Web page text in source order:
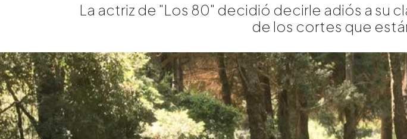
La actriz de "Los 80" decidió decirle adiós a su
de los cortes que